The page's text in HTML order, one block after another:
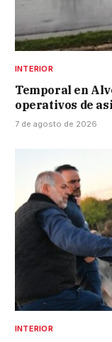
INTERIOR
Temporal en
operativos de
7 de agosto de 2026
INTERIOR